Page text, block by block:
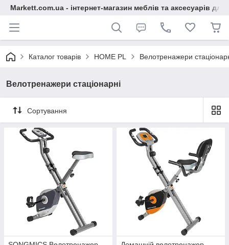
Markett.com.ua - інтернет-магазин меблів та аксесуарів для
Каталог товарів HOME PL Велотренажери
Велотренажери стаціонарні
Сортування